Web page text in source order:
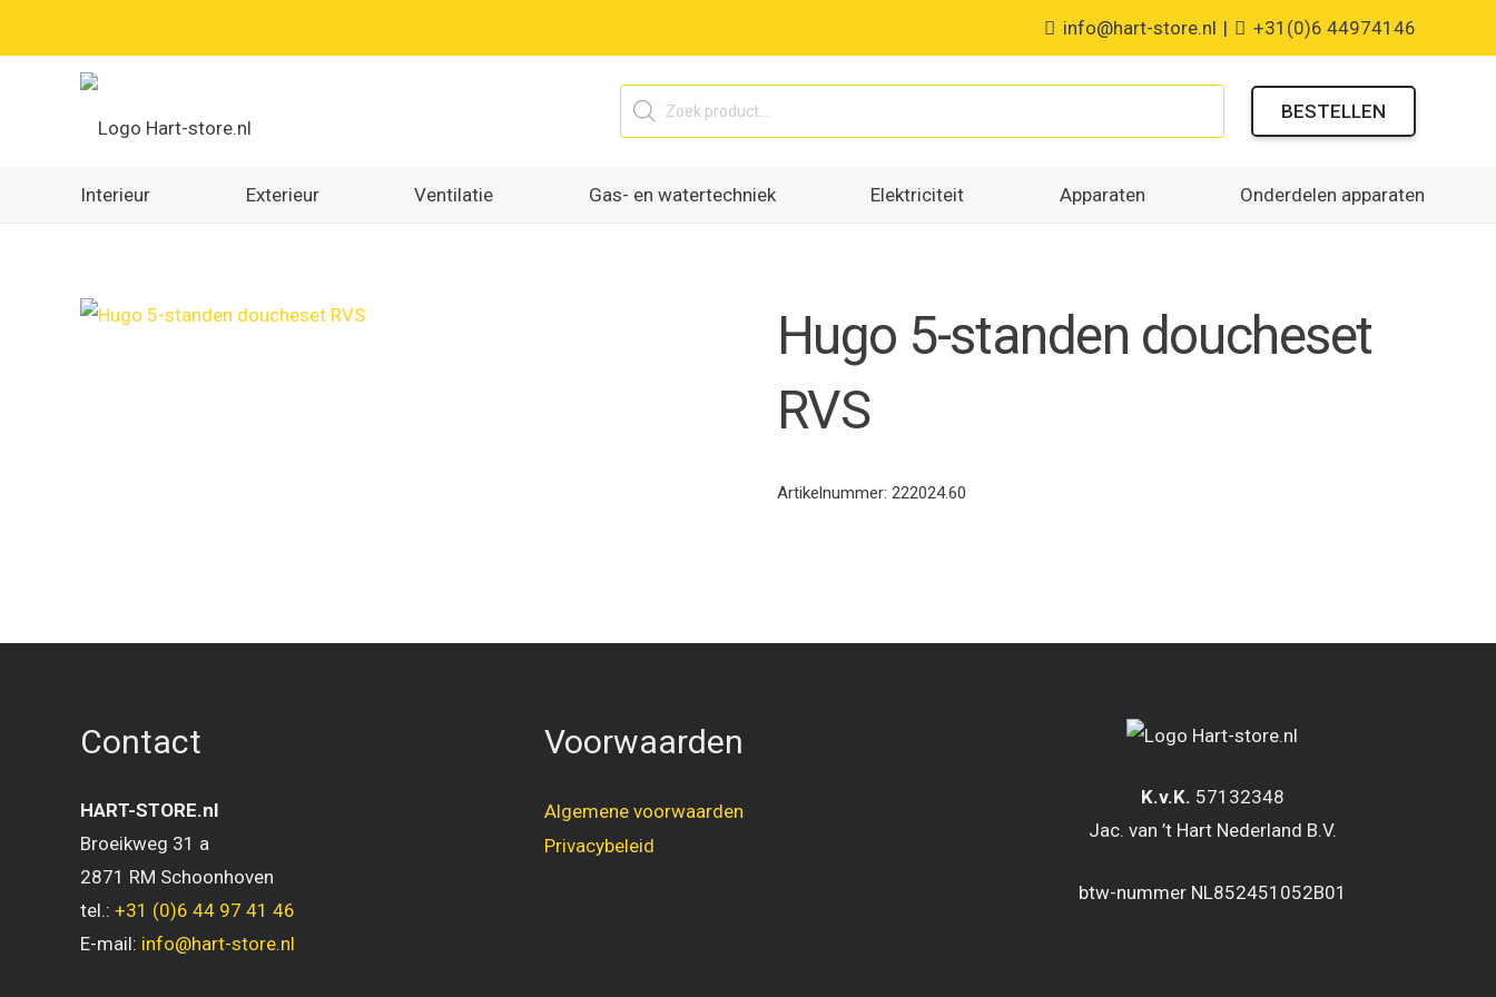
info@hart-store.nl | +31(0)6 44974146
Producten
zoeken
BESTELLEN
Interieur Exterieur Ventilatie Gas- en watertechniek Elektriciteit Apparaten Onderdelen apparaten
Hugo 5-standen doucheset
RVS
Artikelnummer: 222024.60
Contact
HART-STORE.nl
Broeikweg 31 a
2871 RM Schoonhoven
tel.: +31 (0)6 44 97 41 46
E-mail: info@hart-store.nl
Voorwaarden
Algemene voorwaarden
Privacybeleid
K.v.K. 57132348
Jac. van ’t Hart Nederland B.V.
btw-nummer NL852451052B01